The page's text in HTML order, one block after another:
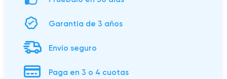
Garantía de 3 años
Envío seguro
Paga en 3 o 4 cuotas